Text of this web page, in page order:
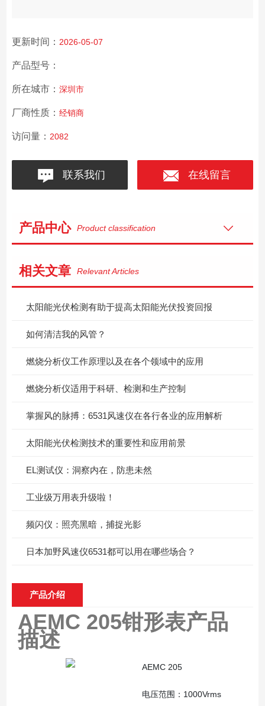
更新时间： 2026-05-07
产品型号：
所在城市： 深圳市
厂商性质： 经销商
访问量： 2082
联系我们 在线留言
产品中心 Product classification
相关文章 Relevant Articles
太阳能光伏检测有助于提高太阳能光伏投资回报
如何清洁我的风管？
燃烧分析仪工作原理以及在各个领域中的应用
燃烧分析仪适用于科研、检测和生产控制
掌握风的脉搏：6531风速仪在各行各业的应用解析
太阳能光伏检测技术的重要性和应用前景
EL测试仪：洞察内在，防患未然
工业级万用表升级啦！
频闪仪：照亮黑暗，捕捉光影
日本加野风速仪6531都可以用在哪些场合？
产品介绍
AEMC 205钳形表产品
描述
AEMC 205
电压范围：1000Vrms